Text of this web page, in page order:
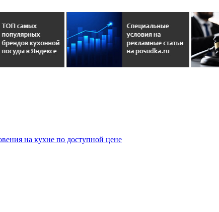
на кухне по доступной цене